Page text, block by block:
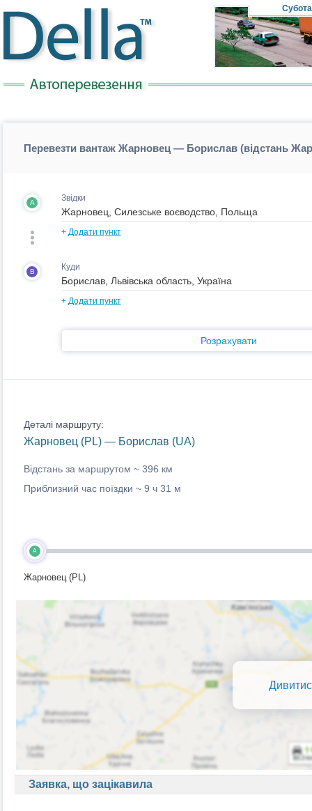
Субота
Перевезти вантаж Жарновец — Борислав (відстань
A Звідки
+ Додати пункт
B Куди
+ Додати пункт
Розрахувати
Деталі маршруту:
Жарновец (PL) — Борислав (UA)
Відстань за маршрутом ~ 396 км
Приблизний час поїздки ~ 9 ч 31 м
A
Жарновец (PL)
Заявка, що зацікавила